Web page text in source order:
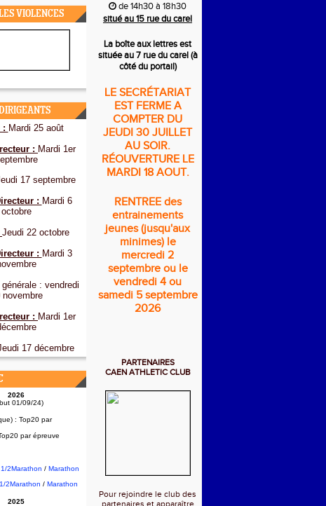
VIOLENCES
: Mardi 25 août
: Mardi 1er
17 septembre
: Mardi 6
octobre
Jeudi 22 octobre
: Mardi 3
: vendredi
novembre
: Mardi 1er
17 décembre
2026
01/09/24)
: Top20 par
par épreuve
1/2Marathon / Marathon
1/2Marathon / Marathon
2025
de 14h30 à 18h30
situé au 15 rue du carel
La boîte aux lettres est
située au 7 rue du carel (à
côté du portail)
LE SECRÉTARIAT
EST FERME A
COMPTER DU
JEUDI 30 JUILLET
AU SOIR.
RÉOUVERTURE LE
MARDI 18 AOUT.
RENTREE des
entrainements
jeunes (jusqu'aux
minimes) le
mercredi 2
septembre ou le
vendredi 4 ou
samedi 5 septembre
2026
PARTENAIRES
CAEN ATHLETIC CLUB
Pour rejoindre le club des
partenaires et apparaître